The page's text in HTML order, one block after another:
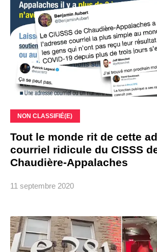
NON CLASSIFIÉ(E)
Tout le monde rit de cette
courriel ridicule du CISSS
Chaudière-Appalaches
11 septembre 2020